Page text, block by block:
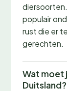
populair
rust die er
gerechten.
Wat moet
Duitsland?